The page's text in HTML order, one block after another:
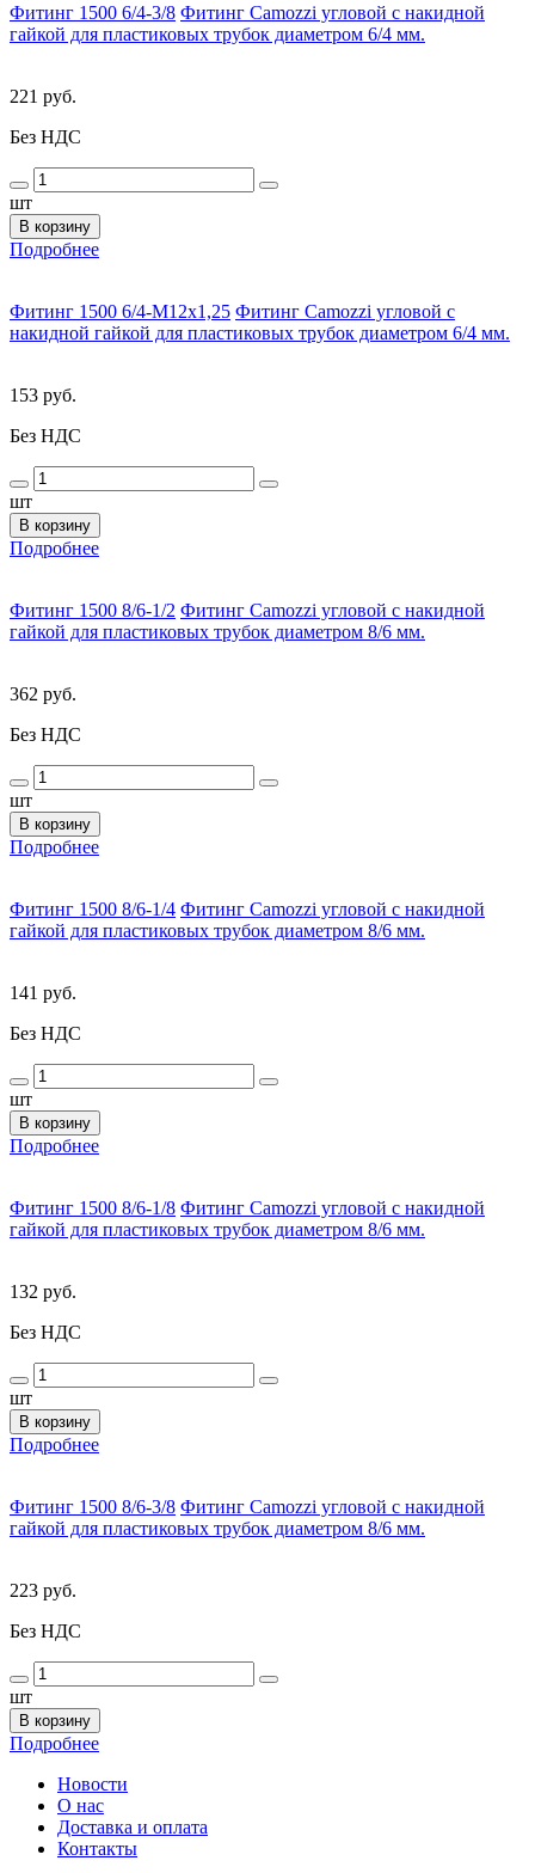
Фитинг 1500 6/4-3/8 Фитинг Camozzi угловой с накидной
гайкой для пластиковых трубок диаметром 6/4 мм.
221 руб.
Без НДС
шт
В корзину
Подробнее
Фитинг 1500 6/4-M12x1,25 Фитинг Camozzi угловой с
накидной гайкой для пластиковых трубок диаметром 6/4 мм.
153 руб.
Без НДС
шт
В корзину
Подробнее
Фитинг 1500 8/6-1/2 Фитинг Camozzi угловой с накидной
гайкой для пластиковых трубок диаметром 8/6 мм.
362 руб.
Без НДС
шт
В корзину
Подробнее
Фитинг 1500 8/6-1/4 Фитинг Camozzi угловой с накидной
гайкой для пластиковых трубок диаметром 8/6 мм.
141 руб.
Без НДС
шт
В корзину
Подробнее
Фитинг 1500 8/6-1/8 Фитинг Camozzi угловой с накидной
гайкой для пластиковых трубок диаметром 8/6 мм.
132 руб.
Без НДС
шт
В корзину
Подробнее
Фитинг 1500 8/6-3/8 Фитинг Camozzi угловой с накидной
гайкой для пластиковых трубок диаметром 8/6 мм.
223 руб.
Без НДС
шт
В корзину
Подробнее
Новости
О нас
Доставка и оплата
Контакты